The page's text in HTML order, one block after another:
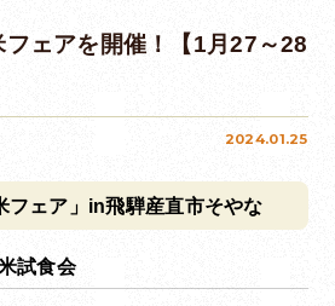
ェアを開催！【1月27～28
2024.01.25
フェア」in飛騨産直市そやな
試食会